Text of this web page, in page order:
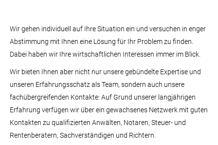
Wir gehen individuell auf Ihre Situation ein und versuchen in enger
Abstimmung mit Ihnen eine Lösung für Ihr Problem zu finden.
Dabei haben wir Ihre wirtschaftlichen Interessen immer im Blick.
Wir bieten Ihnen aber nicht nur unsere gebündelte Expertise und
unseren Erfahrungsschatz als Team, sondern auch unsere
fachübergreifenden Kontakte: Auf Grund unserer langjährigen
Erfahrung verfügen wir über ein gewachsenes Netzwerk mit guten
Kontakten zu qualifizierten Anwälten, Notaren, Steuer- und
Rentenberatern, Sachverständigen und Richtern.